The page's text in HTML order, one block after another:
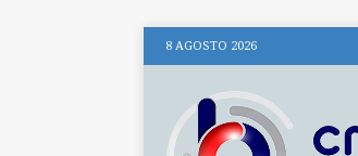
8 AGOSTO 2026